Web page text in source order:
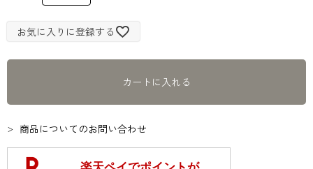
お気に入りに登録する
カートに入れる
商品についてのお問い合わせ